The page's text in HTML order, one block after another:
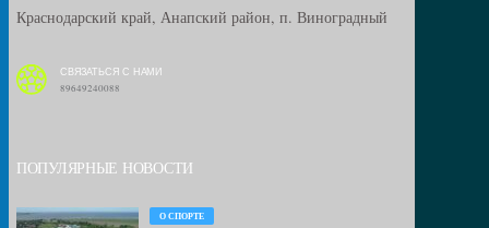
Краснодарский край, Анапский район, п. Виноградный
СВЯЗАТЬСЯ С НАМИ
89649240088
ПОПУЛЯРНЫЕ НОВОСТИ
О СПОРТЕ